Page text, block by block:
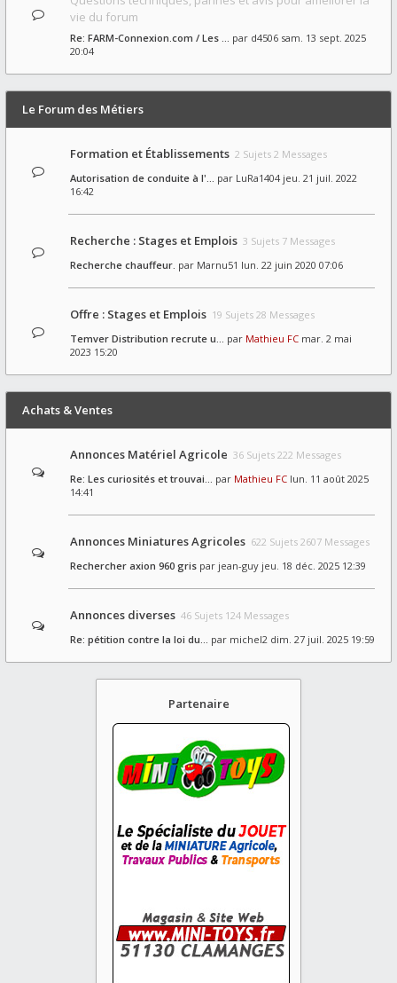
vie du forum
Re: FARM-Connexion.com / Les … par d4506 sam. 13 sept. 2025
20:04
Le Forum des Métiers
Formation et Établissements 2 Sujets 2 Messages
Autorisation de conduite à l'… par LuRa1404 jeu. 21 juil. 2022
16:42
Recherche : Stages et Emplois 3 Sujets 7 Messages
Recherche chauffeur. par Marnu51 lun. 22 juin 2020 07:06
Offre : Stages et Emplois 19 Sujets 28 Messages
Temver Distribution recrute u… par Mathieu FC mar. 2 mai
2023 15:20
Achats & Ventes
Annonces Matériel Agricole 36 Sujets 222 Messages
Re: Les curiosités et trouvai… par Mathieu FC lun. 11 août 2025
14:41
Annonces Miniatures Agricoles 622 Sujets 2607 Messages
Rechercher axion 960 gris par jean-guy jeu. 18 déc. 2025 12:39
Annonces diverses 46 Sujets 124 Messages
Re: pétition contre la loi du… par michel2 dim. 27 juil. 2025 19:59
Partenaire